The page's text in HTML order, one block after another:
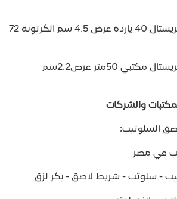
سعر بكرة سلوتيب كريستال 40 ياردة عرض 4.5 سم الكرتونة 72
سعر بكرة سلوتيب كريستال مكتبي 50متر عرض2.2سم
والشركات
السلوتيب:
في مصر
- سلوتب - شريط لاصق - بكر لزق